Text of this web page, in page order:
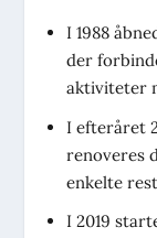
I 1988
der
aktiviteter
I efteråret
renoveres
enkelte
I 2019